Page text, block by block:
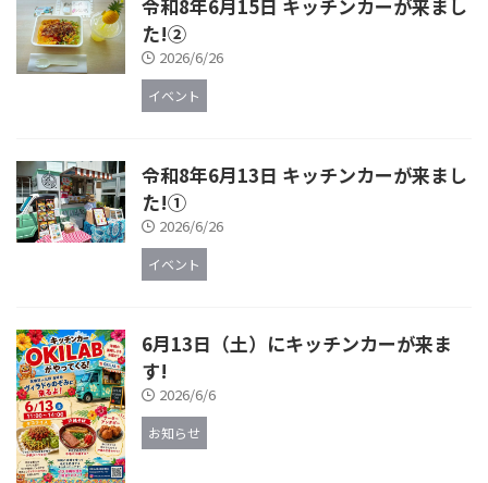
令和8年6月15日 キッチンカーが来まし
た!②
2026/6/26
イベント
令和8年6月13日 キッチンカーが来まし
た!①
2026/6/26
イベント
6月13日（土）にキッチンカーが来ま
す!
2026/6/6
お知らせ